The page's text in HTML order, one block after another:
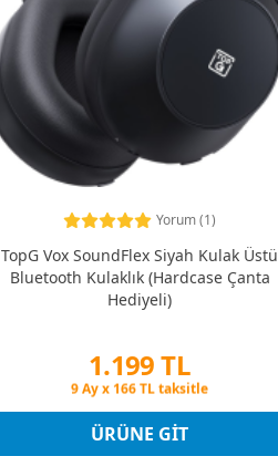
Yorum (1)
TopG Vox SoundFlex Siyah Kulak Üstü
Bluetooth Kulaklık (Hardcase Çanta
Hediyeli)
1.199 TL
Peşin Fiyatına 3 Taksit
Peşin Fiyatına 3 Taksit
ÜRÜNE GIT